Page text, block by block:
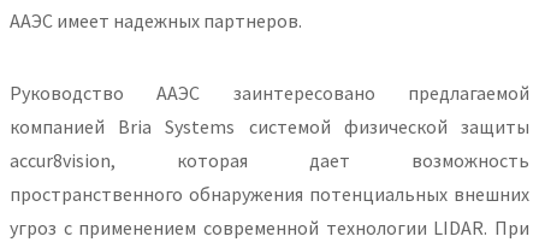
ААЭС имеет надежных партнеров.
Руководство ААЭС заинтересовано предлагаемой
компанией Bria Systems системой физической защиты
accur8vision, которая дает возможность
пространственного обнаружения потенциальных внешних
угроз с применением современной технологии LIDAR. При